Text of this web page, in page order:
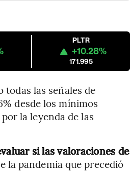
PLTR
+10.28%
171.995
las señales de
desde los mínimos
la leyenda de las
si las valoraciones de
la pandemia que precedió